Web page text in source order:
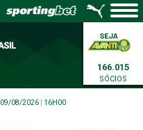
166.015
SÓCIOS
09/08/2026
16H00